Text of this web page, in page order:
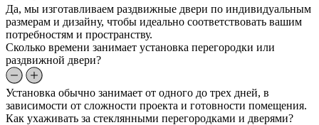
Да, мы изготавливаем раздвижные двери по индивидуальным
размерам и дизайну, чтобы идеально соответствовать вашим
потребностям и пространству.
Сколько времени занимает установка перегородки или
раздвижной двери?
Установка обычно занимает от одного до трех дней, в
зависимости от сложности проекта и готовности помещения.
Как ухаживать за стеклянными перегородками и дверями?